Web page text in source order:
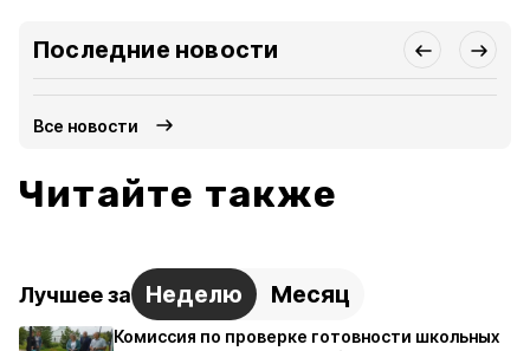
Последние новости
Все новости
Читайте также
Лучшее за Неделю Месяц
Комиссия по проверке готовности школьных